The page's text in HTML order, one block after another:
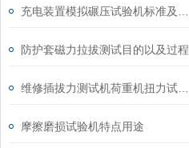
防护套磁力拉拔测试目的以及过程
摩擦磨损试验机特点用途